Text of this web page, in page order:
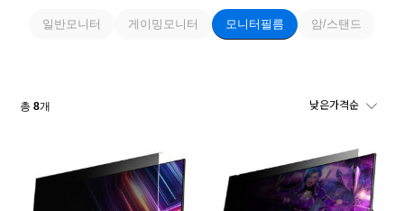
일반모니터 게이밍모니터 모니터필름 암/스탠드
총8개